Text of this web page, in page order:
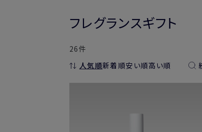
フレグランスギフト
26件
人気順新着順安い順高い順